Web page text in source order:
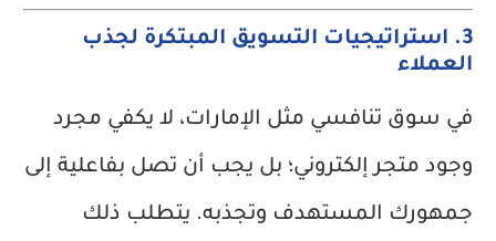
3. استراتيجيات التسويق المبتكرة لجذب
العملاء
في سوق تنافسي مثل الإمارات، لا يكفي مجرد
وجود متجر إلكتروني؛ بل يجب أن تصل بفاعلية إلى
جمهورك المستهدف وتجذبه. يتطلب ذلك